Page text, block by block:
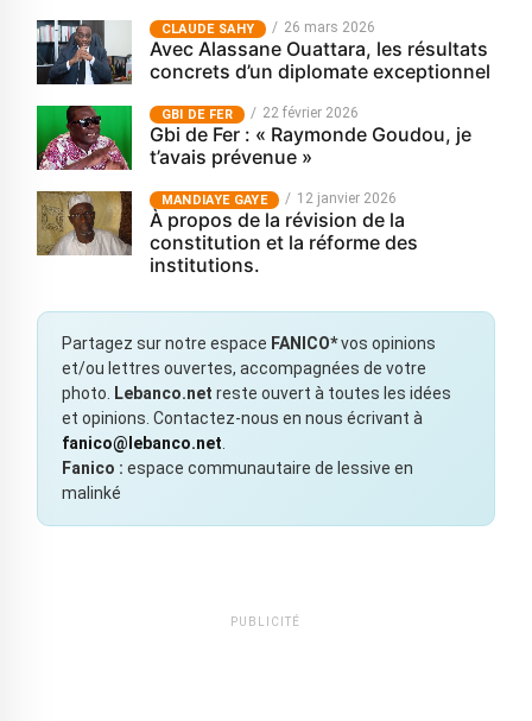
CLAUDE SAHY 26 mars 2026
Avec Alassane Ouattara, les résultats
concrets d’un diplomate exceptionnel
GBI DE FER 22 février 2026
Gbi de Fer : « Raymonde Goudou, je
t’avais prévenue »
MANDIAYE GAYE 12 janvier 2026
À propos de la révision de la
constitution et la réforme des
institutions.
Partagez sur notre espace FANICO*vos opinions
et/ou lettres ouvertes, accompagnées de votre
photo. Lebanco.net reste ouvert à toutes les idées
et opinions. Contactez-nous en nous écrivant à
fanico@lebanco.net.
Fanico : espace communautaire de lessive en
malinké
PUBLICITÉ